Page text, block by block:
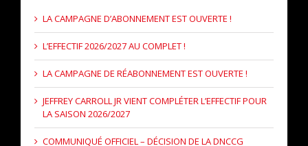
LA CAMPAGNE D’ABONNEMENT EST OUVERTE !
L’EFFECTIF 2026/2027 AU COMPLET !
LA CAMPAGNE DE RÉABONNEMENT EST OUVERTE !
JEFFREY CARROLL JR VIENT COMPLÉTER L’EFFECTIF POUR
LA SAISON 2026/2027
COMMUNIQUÉ OFFICIEL – DÉCISION DE LA DNCCG